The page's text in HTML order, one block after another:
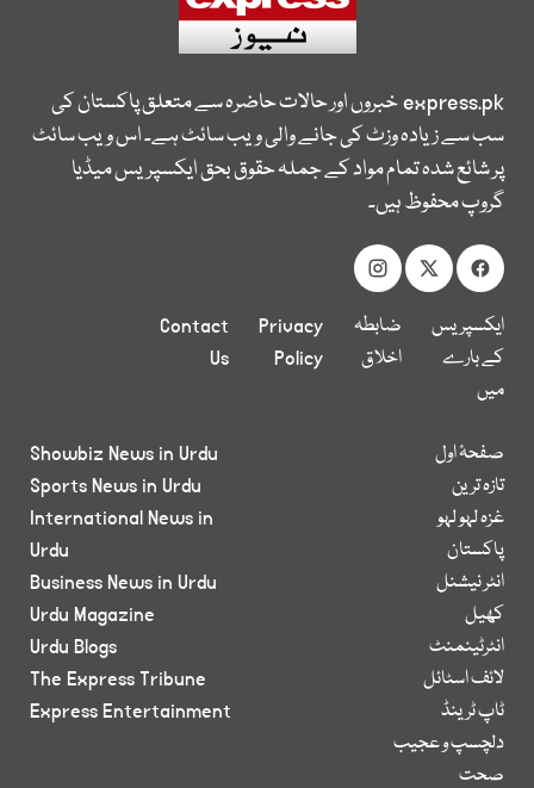
express.pkخبروں اور حالات حاضرہ سے متعلق پاکستان کی
سب سے زیادہ وزٹ کی جانے والی ویب سائٹ ہے۔ اس ویب سائٹ
پر شائع شدہ تمام مواد کے جملہ حقوق بحق ایکسپریس میڈیا
گروپ محفوظ ہیں۔
ایکسپریس
کے بارے
میں
ضابطہ
اخلاق
Privacy
Policy
Contact
Us
صفحۂ اول
تازہ ترین
غزہ لہو لہو
پاکستان
انٹر نیشنل
کھیل
انٹرٹینمنٹ
لائف اسٹائل
ٹاپ ٹرینڈ
دلچسپ و عجیب
صحت
Showbiz News in Urdu
Sports News in Urdu
International News in
Urdu
Business News in Urdu
Urdu Magazine
Urdu Blogs
The Express Tribune
Express Entertainment